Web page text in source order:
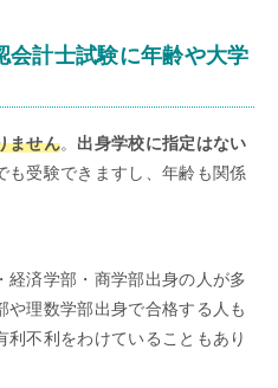
会計士試験に年齢や大学
ません。 出身学校に指定はない
も受験できますし、年齢も関係
済学部・商学部出身の人が多
理数学部出身で合格する人も
不利をわけていることもあり